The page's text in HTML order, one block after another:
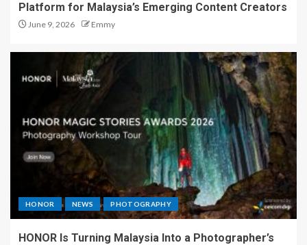
Platform for Malaysia’s Emerging Content Creators
June 9, 2026 Emmy
HONOR NEWS PHOTOGRAPHY
HONOR Is Turning Malaysia Into a Photographer’s